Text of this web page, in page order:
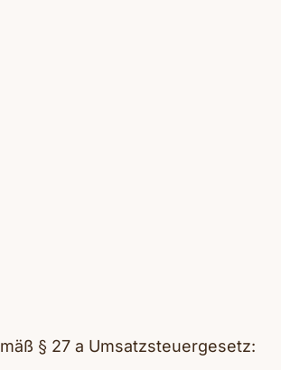
§ 27 a Umsatzsteuergesetz: